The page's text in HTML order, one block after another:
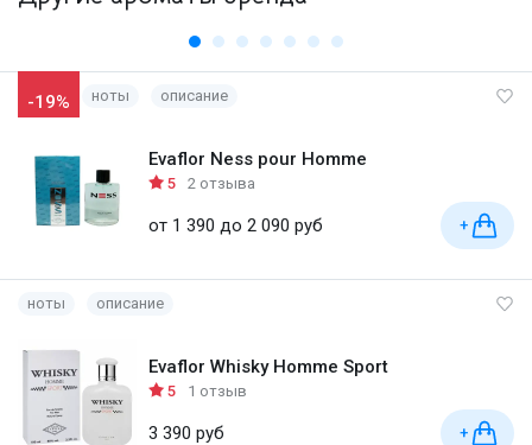
-19% ноты описание
Evaflor Ness pour Homme
5 2 отзыва
от 1 390 до 2 090 руб +
ноты описание
Evaflor Whisky Homme Sport
5 1 отзыв
3 390 руб +